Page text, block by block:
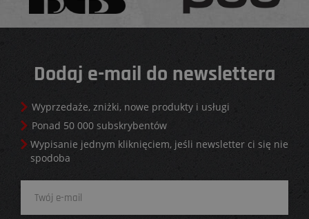
Dodaj e-mail do newslettera
Wyprzedaże, zniżki, nowe produkty i usługi
Ponad 50 000 subskrybentów
Wypisanie jednym kliknięciem, jeśli newsletter ci się nie
spodoba